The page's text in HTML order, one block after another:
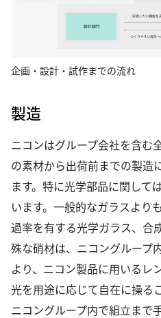
企画・設計・試作までの流れ
製造
ニコンはグループ会社を含む
の素材から出荷前までの製造
ます。特に光学部品に関して
います。一般的なガラスより
過率を有する光学ガラス、合
殊な硝材は、ニコングループ
より、ニコン製品に用いるレ
光を用途に応じて自在に操る
ニコングループ内で組立まで